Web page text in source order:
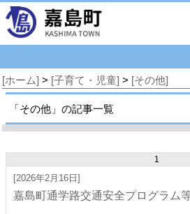
[ホーム] > [子育て・児童] > [その他]
「その他」の記事一覧
1
[2026年2月16日]
嘉島町通学路交通安全プログラム